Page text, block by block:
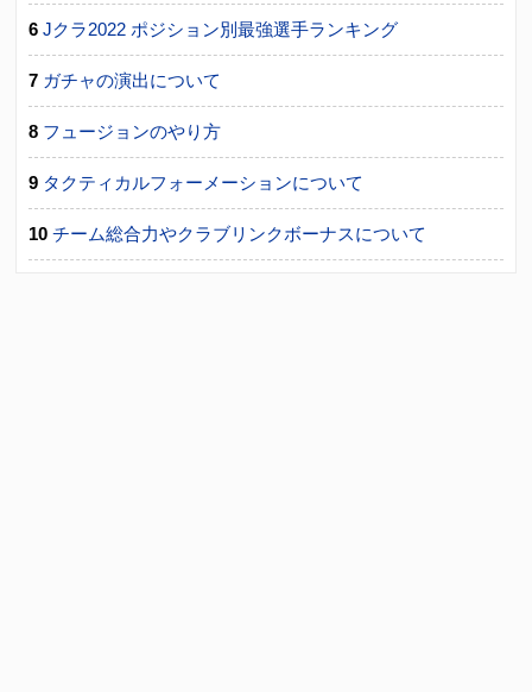
Jクラ2022 ポジション別最強選手ランキング
ガチャの演出について
フュージョンのやり方
タクティカルフォーメーションについて
チーム総合力やクラブリンクボーナスについて